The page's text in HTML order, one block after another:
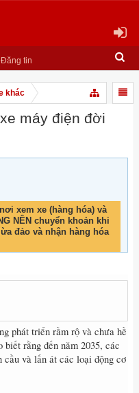
Đăng tin
khác
máy điện đời
xem xe (hàng hóa) và
NÊN chuyển khoản khi
đảo và nhận hàng hóa
phát triển rầm rộ và chưa hề
rằng đến năm 2035, các
cầu và lấn át các loại động cơ